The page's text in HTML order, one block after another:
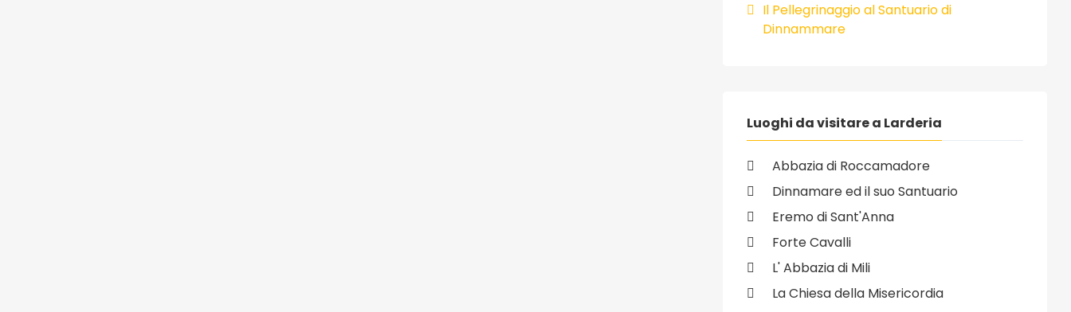
Il Pellegrinaggio al Santuario di
Dinnammare
Luoghi da visitare a Larderia
Abbazia di Roccamadore
Dinnamare ed il suo Santuario
Eremo di Sant'Anna
Forte Cavalli
L' Abbazia di Mili
La Chiesa della Misericordia